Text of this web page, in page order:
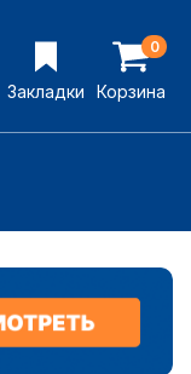
Закладки
0
Корзина